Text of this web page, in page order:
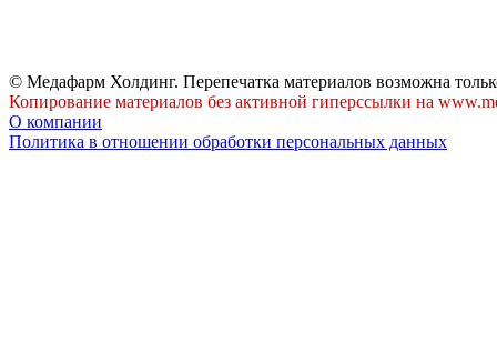
© Медафарм Холдинг. Перепечатка материалов возможна
Копирование материалов без активной гиперссылки на
О компании
Политика в отношении обработки персональных данных